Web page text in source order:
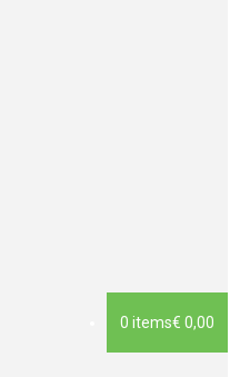
0 items€ 0,00